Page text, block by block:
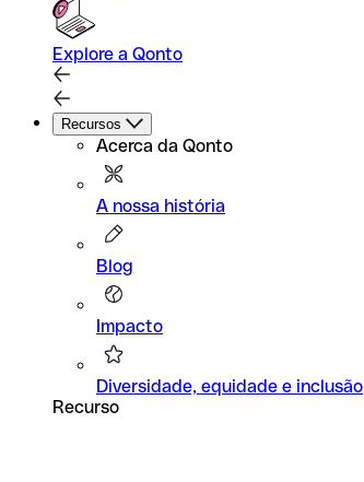
Explore a Qonto
Recursos
Acerca da Qonto
A nossa história
Blog
Impacto
Diversidade, equidade e inclusão
Recurso